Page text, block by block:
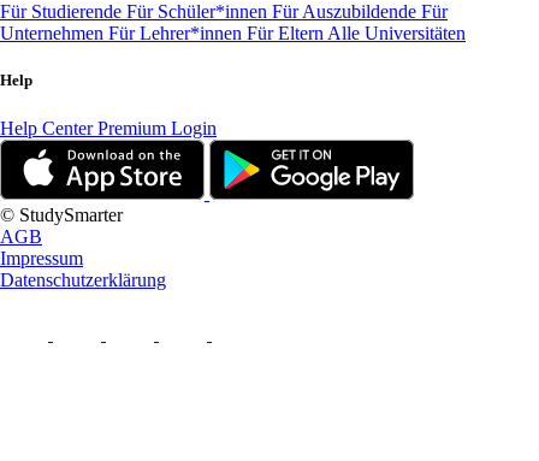
Für Studierende Für Schüler*innen Für Auszubildende Für
Unternehmen Für Lehrer*innen Für Eltern Alle Universitäten
Help
Help CenterPremium Login
© StudySmarter
AGB
Impressum
Datenschutzerklärung